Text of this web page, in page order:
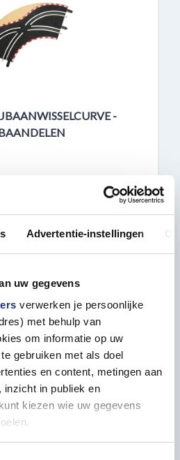
Advertentie-instellingen
uw gegevens
verwerken je persoonlijke
met behulp van
om informatie op uw
gebruiken met als doel
en content, metingen aan
inzicht in publiek en
kiezen wie uw gegevens
-
€ 19,99